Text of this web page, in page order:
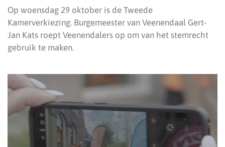
Op woensdag 29 oktober is de Tweede
Kamerverkiezing. Burgemeester van Veenendaal Gert-
Jan Kats roept Veenendalers op om van het stemrecht
gebruik te maken.